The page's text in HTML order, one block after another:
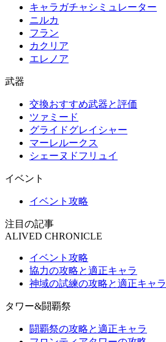
キャラガチャシミュレーター
ニルカ
フラン
カクリア
エレノア
武器
交換おすすめ武器と評価
ツァミード
グライドグレイシャー
マーレルークス
シェーヌドフリュイ
イベント
イベント攻略
注目の記事
ALIVED CHRONICLE
イベント攻略
協力の攻略と適正キャラ
神域の試練の攻略と適正キャラ
タワー&闘覇祭
闘覇祭の攻略と適正キャラ